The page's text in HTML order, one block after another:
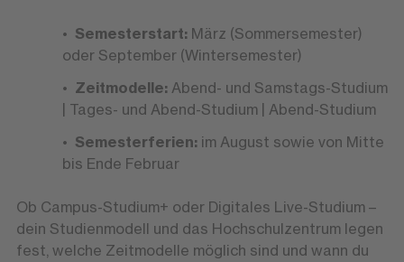
Semesterstart:März (Sommersemester)
oder September (Wintersemester)
Zeitmodelle: Abend- und Samstags-Studium
| Tages- und Abend-Studium | Abend-Studium
Semesterferien:im August sowie von Mitte
bis Ende Februar
Ob Campus-Studium+ oder Digitales Live-Studium –
dein Studienmodell und das Hochschulzentrum legen
fest, welche Zeitmodelle möglich sind und wann du